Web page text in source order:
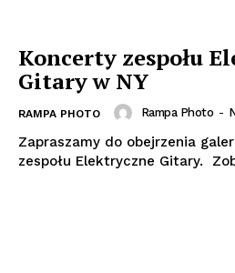
Koncerty zespołu
Gitary w NY
RAMPA PHOTO Rampa Photo -
Zapraszamy do obejrzenia